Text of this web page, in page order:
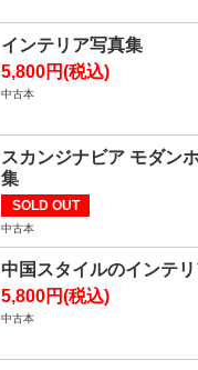
インテリア写真集
5,800円(税込)
中古本
スカンジナビア モダン
集
SOLD OUT
中古本
中国スタイルのインテ
5,800円(税込)
中古本